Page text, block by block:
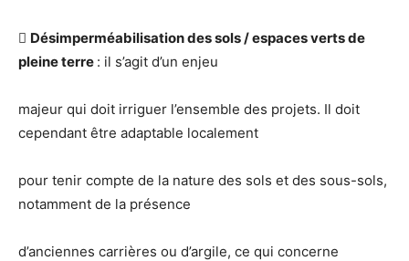
 Désimperméabilisation des sols / espaces verts de
pleine terre : il s’agit d’un enjeu
majeur qui doit irriguer l’ensemble des projets. Il doit
cependant être adaptable localement
pour tenir compte de la nature des sols et des sous-sols,
notamment de la présence
d’anciennes carrières ou d’argile, ce qui concerne